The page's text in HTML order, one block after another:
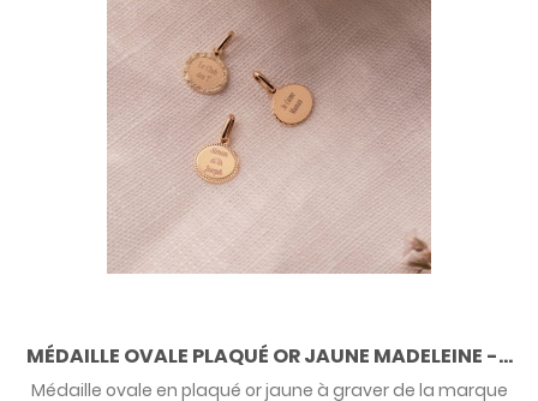
MÉDAILLE OVALE PLAQUÉ OR JAUNE MADELEINE -...
Médaille ovale en plaqué or jaune à graver de la marque